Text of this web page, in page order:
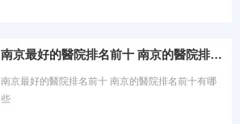
南京最好的醫院排名前十 南京的醫院排名前十有哪些
南京最好的醫院排名前十 南京的醫院排名前十有哪
些